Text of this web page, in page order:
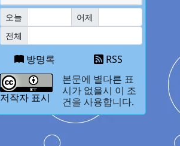
오늘
어제
전체
방명록 RSS
저작자 표시
본문에 별다른 표
시가 없을시 이 조
건을 사용합니다.